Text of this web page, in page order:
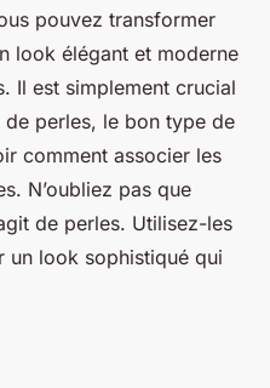
pouvez transformer
look élégant et moderne
Il est simplement crucial
perles, le bon type de
comment associer les
N’oubliez pas que
de perles. Utilisez-les
un look sophistiqué qui